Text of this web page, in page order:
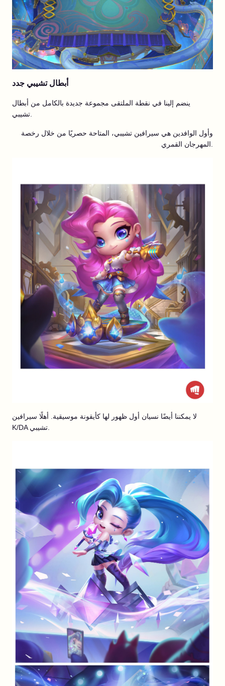
أبطال تشيبي جدد
ينضم إلينا في نقطة الملتقى مجموعة جديدة بالكامل من أبطال
وأول الوافدين هي سيرافين تشيبي، المتاحة حصريًا من خلال رخصة
لا يمكننا أيضًا نسيان أول ظهور لها كأيقونة موسيقية. أهلًا سيرافين